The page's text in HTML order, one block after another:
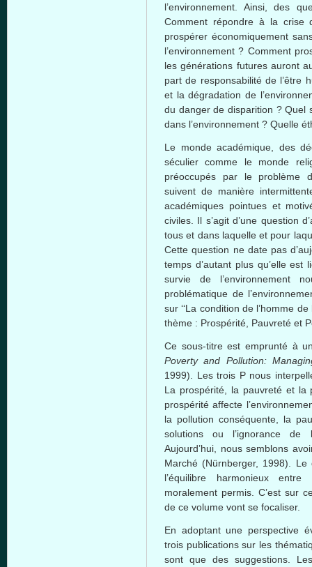
l’environnement. Ainsi, des
Comment répondre à la crise
prospérer économiquement
l’environnement ? Comment
les générations futures auront
part de responsabilité de l’être
et la dégradation de
du danger de disparition ? Quel
dans l’environnement ? Quelle
Le monde académique, des
séculier comme le monde
préoccupés par le problème
suivent de manière
académiques pointues et
civiles. Il s’agit d’une question
tous et dans laquelle et pour
Cette question ne date pas
temps d’autant plus qu’elle
survie de l’environnement
problématique de
sur ‘‘La condition de l’homme
thème : Prospérité, Pauvreté et
Ce sous-titre est emprunté à
Poverty and Pollution:
1999). Les trois P nous
La prospérité, la pauvreté et la
prospérité affecte
la pollution conséquente, la
solutions ou l’ignorance de
Aujourd’hui, nous semblons
Marché (Nürnberger, 1998).
l’équilibre harmonieux
moralement permis. C’est sur
de ce volume vont se focaliser.
En adoptant une perspective
trois publications sur les
sont que des suggestions.